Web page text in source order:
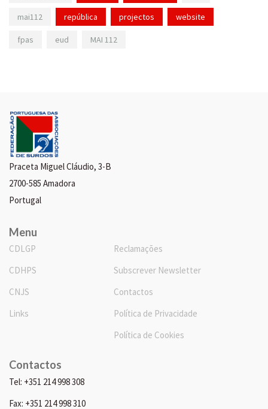
mai112 república projectos website
fpas eud MAI 112
Praceta Miguel Cláudio, 3-B
2700-585 Amadora
Portugal
Menu
CDLGP
CDHPS
CNJS
Links
Reclamações
Subscrever Newsletter
Contactos
Política de Privacidade
Política de Cookies
Contactos
Tel: +351 214 998 308
Fax: +351 214 998 310